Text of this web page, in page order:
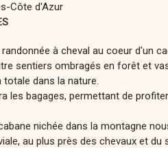
Côte d'Azur
à cheval au coeur d'un
sentiers ombragés en forêt et
dans la nature.
les bagages, permettant de
nichée dans la montagne
au plus près des chevaux et du